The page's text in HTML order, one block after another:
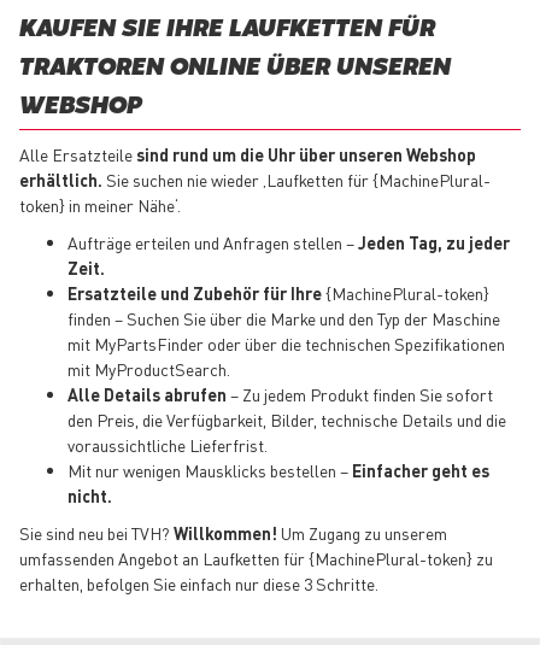
KAUFEN SIE IHRE LAUFKETTEN FÜR
TRAKTOREN ONLINE ÜBER UNSEREN
WEBSHOP
Alle Ersatzteilesind rund um die Uhr über unseren Webshop
erhältlich. Sie suchen nie wieder ‚Laufketten für {MachinePlural-
token} in meiner Nähe‘.
Aufträge erteilen und Anfragen stellen –Jeden Tag, zu jeder
Zeit.
Ersatzteile und Zubehör für Ihre{MachinePlural-token}
finden – Suchen Sie über die Marke und den Typ der Maschine
mit MyPartsFinder oder über die technischen Spezifikationen
mit MyProductSearch.
Alle Details abrufen – Zu jedem Produkt finden Sie sofort
den Preis, die Verfügbarkeit, Bilder, technische Details und die
voraussichtliche Lieferfrist.
Mit nur wenigen Mausklicks bestellen – Einfacher geht es
nicht.
Sie sind neu bei TVH? Willkommen! Um Zugang zu unserem
umfassenden Angebot an Laufketten für {MachinePlural-token} zu
erhalten, befolgen Sie einfach nur diese 3 Schritte.